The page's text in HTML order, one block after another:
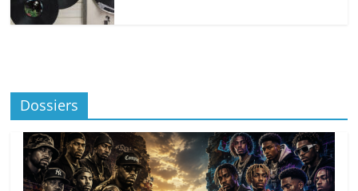
Dossiers